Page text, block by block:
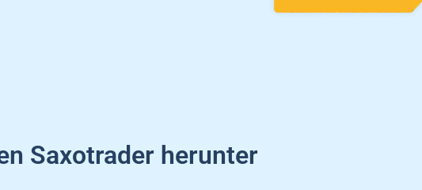
Saxotrader herunter